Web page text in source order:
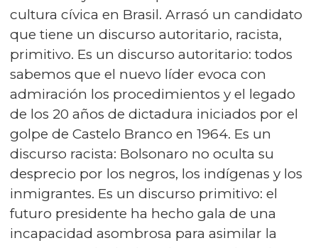
cultura cívica en Brasil. Arrasó un candidato
que tiene un discurso autoritario, racista,
primitivo. Es un discurso autoritario: todos
sabemos que el nuevo líder evoca con
admiración los procedimientos y el legado
de los 20 años de dictadura iniciados por el
golpe de Castelo Branco en 1964. Es un
discurso racista: Bolsonaro no oculta su
desprecio por los negros, los indígenas y los
inmigrantes. Es un discurso primitivo: el
futuro presidente ha hecho gala de una
incapacidad asombrosa para asimilar la